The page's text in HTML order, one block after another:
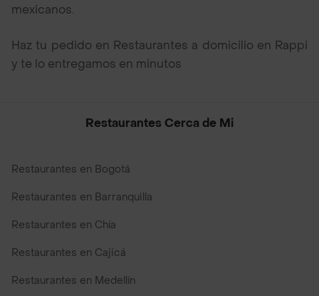
mexicanos.
Haz tu pedido en Restaurantes a domicilio en Rappi
y te lo entregamos en minutos
Restaurantes Cerca de Mi
Restaurantes en Bogotá
Restaurantes en Barranquilla
Restaurantes en Chía
Restaurantes en Cajicá
Restaurantes en Medellín